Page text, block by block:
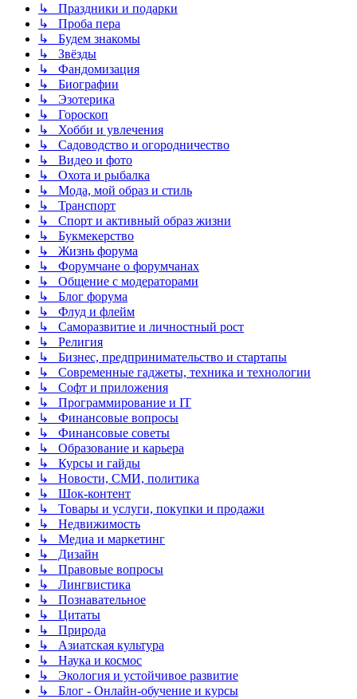
↳ Праздники и подарки
↳ Проба пера
↳ Будем знакомы
↳ Звёзды
↳ Фандомизация
↳ Биографии
↳ Эзотерика
↳ Гороскоп
↳ Хобби и увлечения
↳ Садоводство и огородничество
↳ Видео и фото
↳ Охота и рыбалка
↳ Мода, мой образ и стиль
↳ Транспорт
↳ Спорт и активный образ жизни
↳ Букмекерство
↳ Жизнь форума
↳ Форумчане о форумчанах
↳ Общение с модераторами
↳ Блог форума
↳ Флуд и флейм
↳ Саморазвитие и личностный рост
↳ Религия
↳ Бизнес, предпринимательство и стартапы
↳ Современные гаджеты, техника и технологии
↳ Софт и приложения
↳ Программирование и IT
↳ Финансовые вопросы
↳ Финансовые советы
↳ Образование и карьера
↳ Курсы и гайды
↳ Новости, СМИ, политика
↳ Шок-контент
↳ Товары и услуги, покупки и продажи
↳ Недвижимость
↳ Медиа и маркетинг
↳ Дизайн
↳ Правовые вопросы
↳ Лингвистика
↳ Познавательное
↳ Цитаты
↳ Природа
↳ Азиатская культура
↳ Наука и космос
↳ Экология и устойчивое развитие
↳ Блог - Онлайн-обучение и курсы